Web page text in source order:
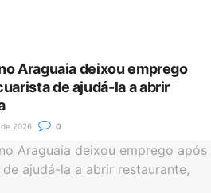
Araguaia deixou emprego
de ajudá-la a abrir
2026 0